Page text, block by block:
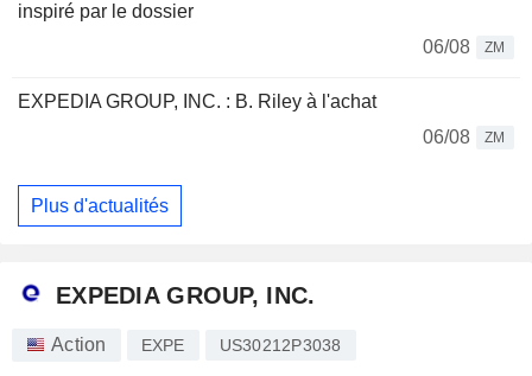
inspiré par le dossier
06/08
ZM
EXPEDIA GROUP, INC. : B. Riley à l'achat
06/08
ZM
Plus d'actualités
EXPEDIA GROUP, INC.
Action EXPE US30212P3038